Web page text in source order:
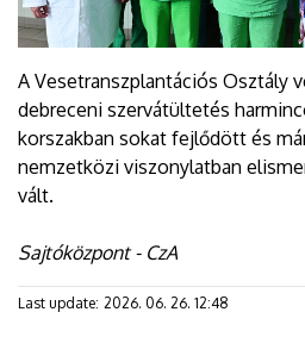
A Vesetranszplantációs Osztály
debreceni szervátültetés
korszakban sokat fejlődött és
nemzetközi viszonylatban
vált.
Sajtóközpont - CzA
Last update: 2026. 06. 26. 12:48